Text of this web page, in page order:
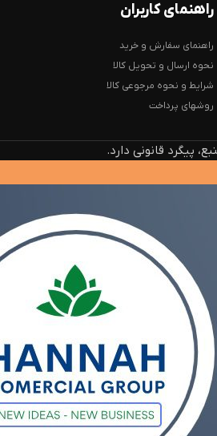
راهنمای کاربران
راهنمای سفارش و خرید
نحوه ارسال و تحویل کالا
شرایط و نحوه مرجوعی کالا
روشهای پرداخت